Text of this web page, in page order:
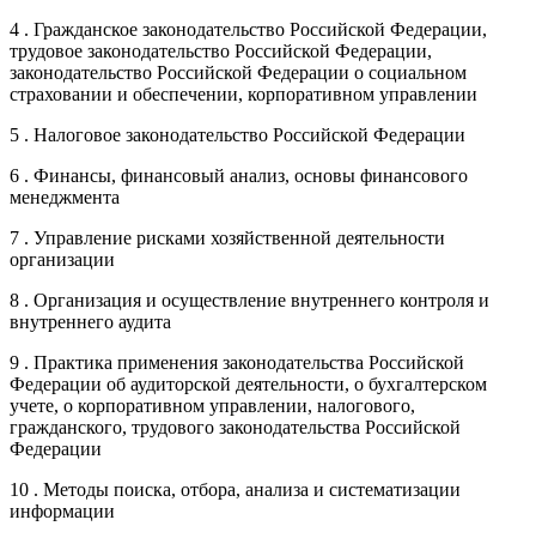
4 . Гражданское законодательство Российской Федерации,
трудовое законодательство Российской Федерации,
законодательство Российской Федерации о социальном
страховании и обеспечении, корпоративном управлении
5 . Налоговое законодательство Российской Федерации
6 . Финансы, финансовый анализ, основы финансового
менеджмента
7 . Управление рисками хозяйственной деятельности
организации
8 . Организация и осуществление внутреннего контроля и
внутреннего аудита
9 . Практика применения законодательства Российской
Федерации об аудиторской деятельности, о бухгалтерском
учете, о корпоративном управлении, налогового,
гражданского, трудового законодательства Российской
Федерации
10 . Методы поиска, отбора, анализа и систематизации
информации